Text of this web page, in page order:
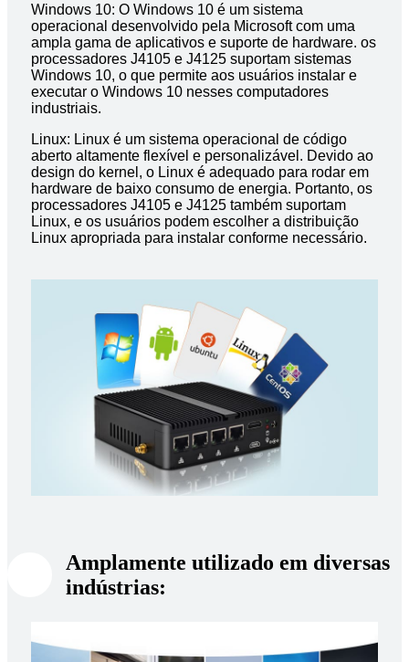
Windows 10: O Windows 10 é um sistema
operacional desenvolvido pela Microsoft com uma
ampla gama de aplicativos e suporte de hardware. os
processadores J4105 e J4125 suportam sistemas
Windows 10, o que permite aos usuários instalar e
executar o Windows 10 nesses computadores
industriais.
Linux: Linux é um sistema operacional de código
aberto altamente flexível e personalizável. Devido ao
design do kernel, o Linux é adequado para rodar em
hardware de baixo consumo de energia. Portanto, os
processadores J4105 e J4125 também suportam
Linux, e os usuários podem escolher a distribuição
Linux apropriada para instalar conforme necessário.
Amplamente utilizado em diversas
indústrias: